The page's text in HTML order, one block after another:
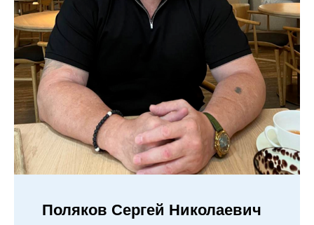
Поляков Сергей Николаевич